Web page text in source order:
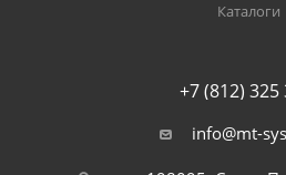
Каталоги
+7 (812) 325
info@mt-